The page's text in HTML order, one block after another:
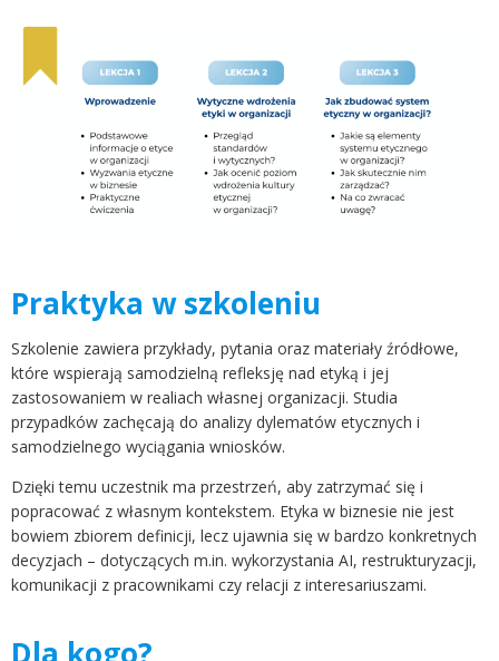
Praktyka w szkoleniu
Szkolenie zawiera przykłady, pytania oraz materiały źródłowe,
które wspierają samodzielną refleksję nad etyką i jej
zastosowaniem w realiach własnej organizacji. Studia
przypadków zachęcają do analizy dylematów etycznych i
samodzielnego wyciągania wniosków.
Dzięki temu uczestnik ma przestrzeń, aby zatrzymać się i
popracować z własnym kontekstem. Etyka w biznesie nie jest
bowiem zbiorem definicji, lecz ujawnia się w bardzo konkretnych
decyzjach – dotyczących m.in. wykorzystania AI, restrukturyzacji,
komunikacji z pracownikami czy relacji z interesariuszami.